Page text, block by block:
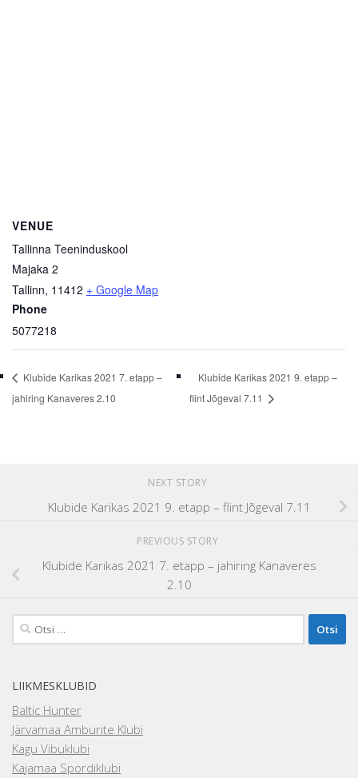
VENUE
Tallinna Teeninduskool
Majaka 2
Tallinn, 11412 + Google Map
Phone
5077218
Klubide Karikas 2021 7. etapp –
jahiring Kanaveres 2.10
Klubide Karikas 2021 9. etapp –
flint Jõgeval 7.11
NEXT STORY
Klubide Karikas 2021 9. etapp – flint Jõgeval 7.11
PREVIOUS STORY
Klubide Karikas 2021 7. etapp – jahiring Kanaveres
2.10
Otsi:
LIIKMESKLUBID
Baltic Hunter
Järvamaa Amburite Klubi
Kagu Vibuklubi
Kajamaa Spordiklubi